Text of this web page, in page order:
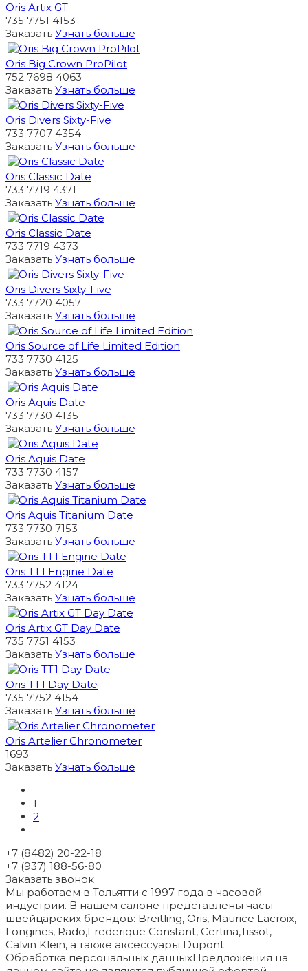
Oris Artix GT
735 7751 4153
Заказать Узнать больше
Oris Big Crown ProPilot
752 7698 4063
Заказать Узнать больше
Oris Divers Sixty-Five
733 7707 4354
Заказать Узнать больше
Oris Classic Date
733 7719 4371
Заказать Узнать больше
Oris Classic Date
733 7719 4373
Заказать Узнать больше
Oris Divers Sixty-Five
733 7720 4057
Заказать Узнать больше
Oris Source of Life Limited Edition
733 7730 4125
Заказать Узнать больше
Oris Aquis Date
733 7730 4135
Заказать Узнать больше
Oris Aquis Date
733 7730 4157
Заказать Узнать больше
Oris Aquis Titanium Date
733 7730 7153
Заказать Узнать больше
Oris TT1 Engine Date
733 7752 4124
Заказать Узнать больше
Oris Artix GT Day Date
735 7751 4153
Заказать Узнать больше
Oris TT1 Day Date
735 7752 4154
Заказать Узнать больше
Oris Artelier Chronometer
1693
Заказать Узнать больше
1
2
+7 (8482) 20-22-18
+7 (937) 188-56-80
Заказать звонок
Мы работаем в Тольятти с 1997 года в часовой
индустрии. В нашем салоне представлены часы
швейцарских брендов: Breitling, Oris, Maurice Lacroix,
Longines, Rado,Frederique Constant, Certina,Tissot,
Calvin Klein, а также аксессуары Dupont.
Обработка персональных данныхПредложения на